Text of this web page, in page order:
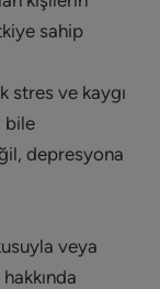
sahip
stres ve kaygı
bile
depresyona
veya